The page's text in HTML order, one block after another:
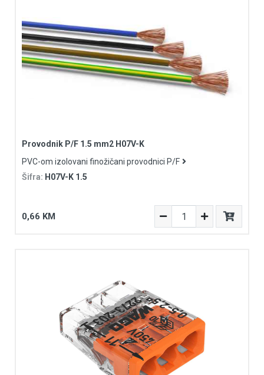
Provodnik P/F 1.5 mm2 H07V-K
PVC-om izolovani finožičani provodnici P/F
Šifra: H07V-K 1.5
0,66 KM